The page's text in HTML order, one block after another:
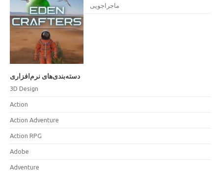
ماجراجویی
دسته‌بندی‌های نرم‌افزاری
3D Design
Action
Action Adventure
Action RPG
Adobe
Adventure